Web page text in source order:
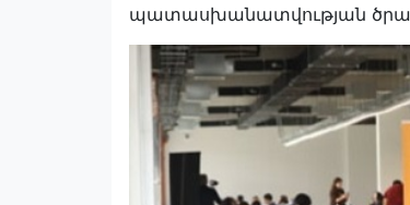
պատասխանատվության